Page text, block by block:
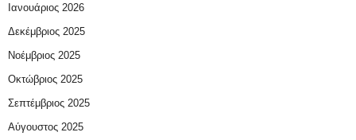
Ιανουάριος 2026
Δεκέμβριος 2025
Νοέμβριος 2025
Οκτώβριος 2025
Σεπτέμβριος 2025
Αύγουστος 2025